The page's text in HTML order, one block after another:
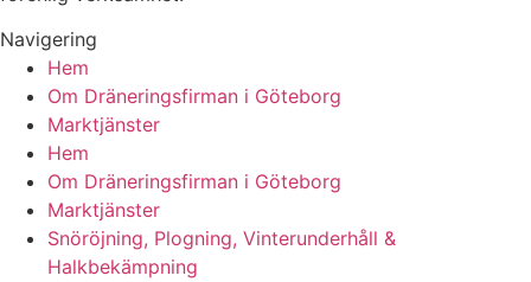
Navigering
Hem
Om Dräneringsfirman i Göteborg
Marktjänster
Hem
Om Dräneringsfirman i Göteborg
Marktjänster
Snöröjning, Plogning, Vinterunderhåll &
Halkbekämpning